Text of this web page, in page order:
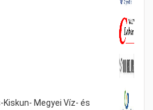
Kiskun- Megyei Víz- és